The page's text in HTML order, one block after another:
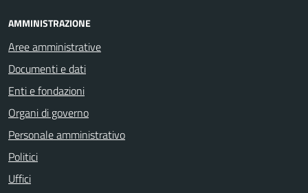
AMMINISTRAZIONE
Aree amministrative
Documenti e dati
Enti e fondazioni
Organi di governo
Personale amministrativo
Politici
Uffici